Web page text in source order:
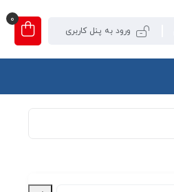
ورود به پنل کاربری
0